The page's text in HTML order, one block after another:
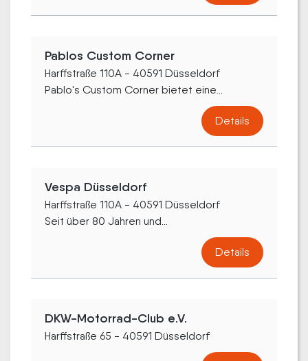
Pablos Custom Corner
Harffstraße 110A - 40591 Düsseldorf
Pablo's Custom Corner bietet eine...
Details
Vespa Düsseldorf
Harffstraße 110A - 40591 Düsseldorf
Seit über 80 Jahren und...
Details
DKW-Motorrad-Club e.V.
Harffstraße 65 - 40591 Düsseldorf